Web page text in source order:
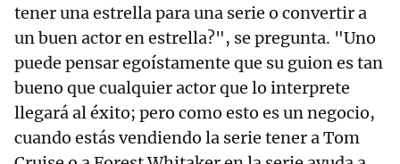
tener una estrella para una serie o convertir a
un buen actor en estrella?", se pregunta. "Uno
puede pensar egoístamente que su guion es tan
bueno que cualquier actor que lo interprete
llegará al éxito; pero como esto es un negocio,
cuando estás vendiendo la serie tener a Tom